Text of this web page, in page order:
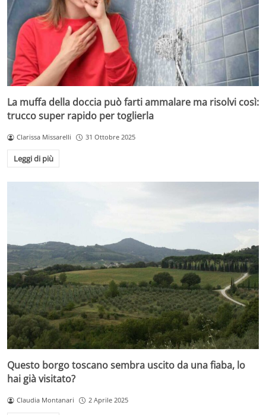
La muffa della doccia può farti ammalare ma risolvi così:
trucco super rapido per toglierla
Clarissa Missarelli 31 Ottobre 2025
Leggi di più
Questo borgo toscano sembra uscito da una fiaba, lo
hai già visitato?
Claudia Montanari 2 Aprile 2025